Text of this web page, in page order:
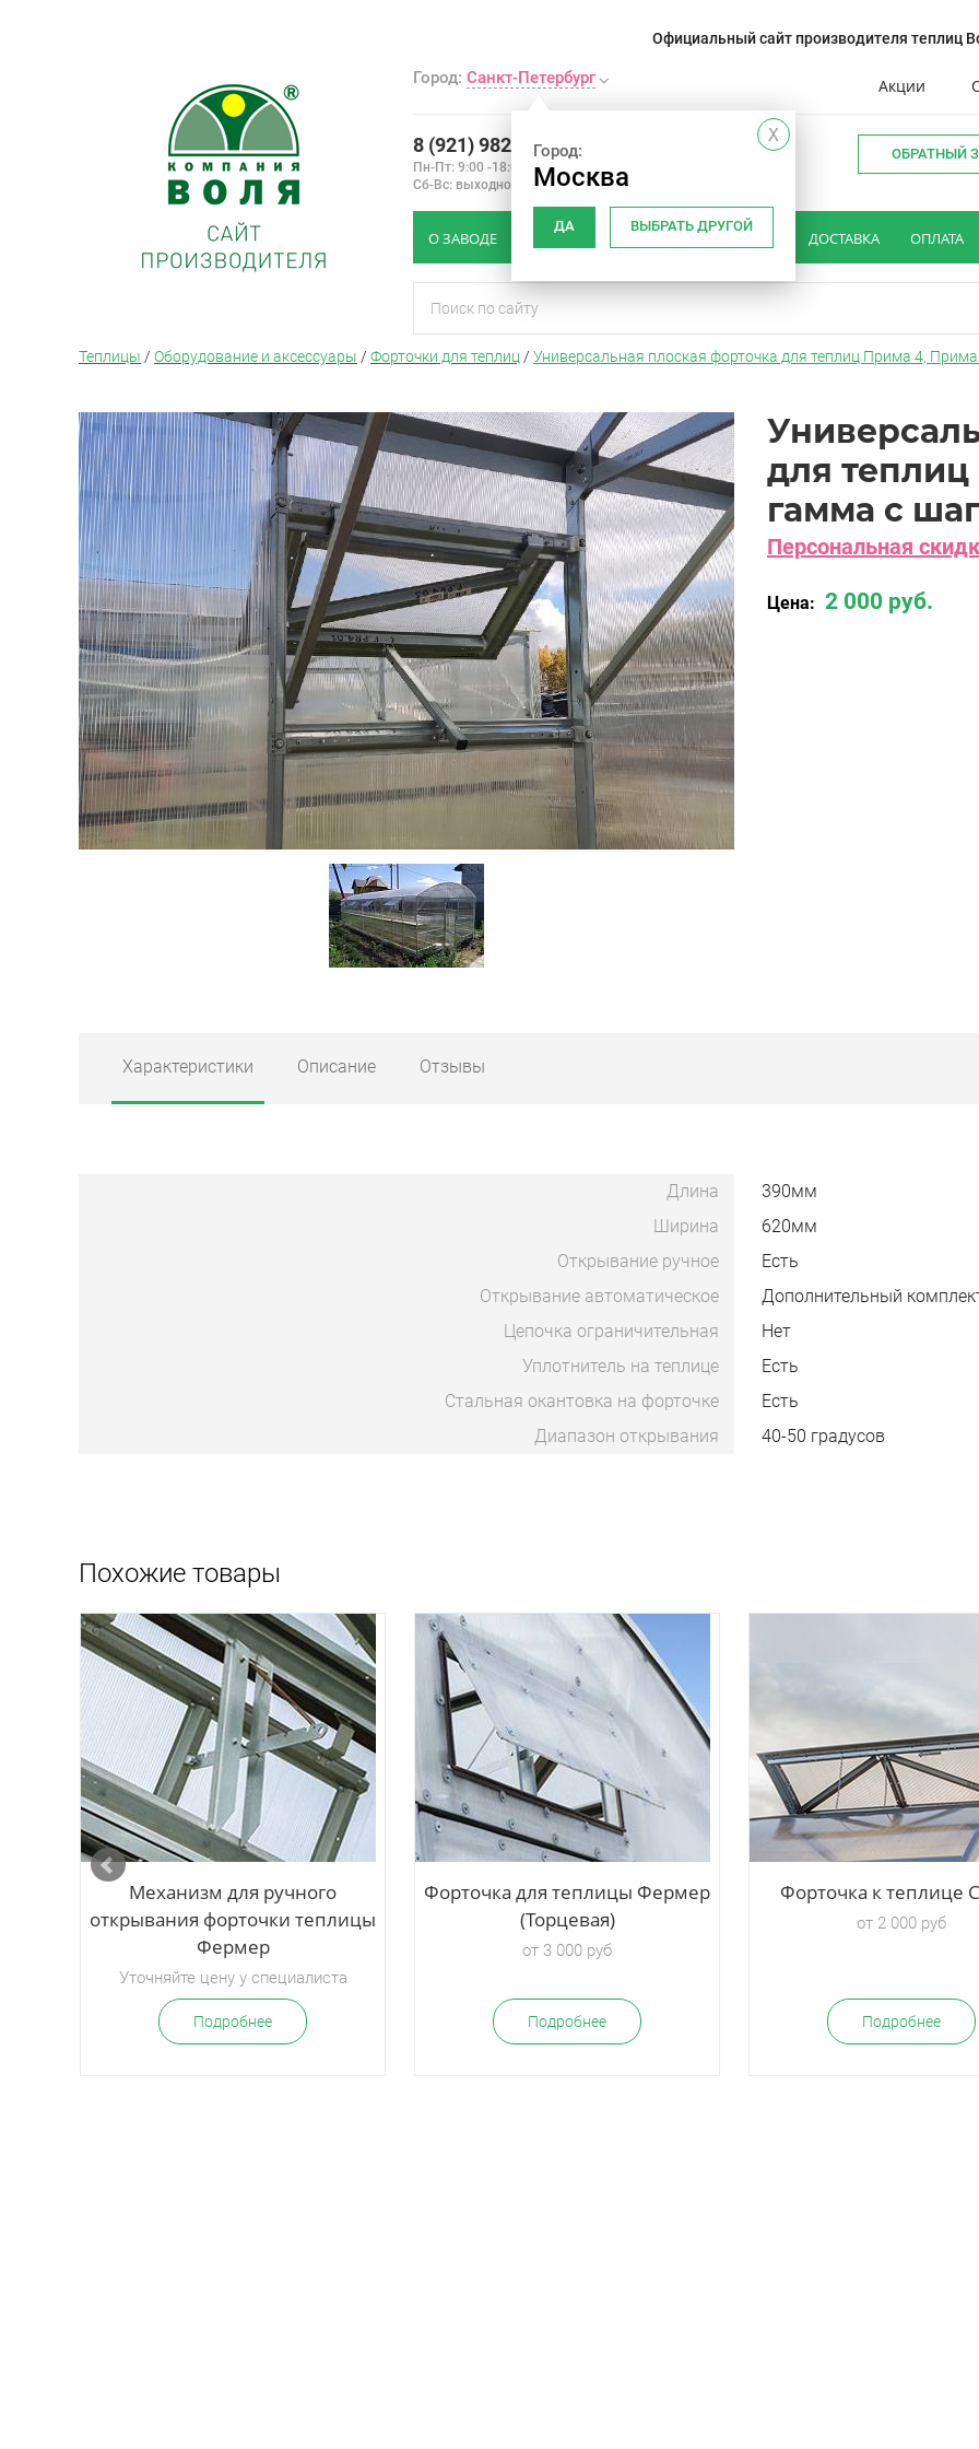
Официальный сайт производителя теплиц
Город: Санкт-Петербург
X
Город:
Москва
ДА ВЫБРАТЬ ДРУГОЙ
Акции
8 (921) 982 34 15
Пн-Пт: 9:00 -18:00
Сб-Вс: выходной
ОБРАТНЫЙ
О ЗАВОДЕ КАК ВЫБРАТЬ ТЕПЛИЦУ ДОСТАВКА ОПЛАТА
Теплицы / Оборудование и аксессуары / Форточки для теплиц / Универсальная плоская форточка для теплиц Прима 4,
для
гамма с
Персональная
Цена: 2 000 руб.
Характеристики Описание Отзывы
Длина
390мм
Ширина
620мм
Открывание ручное
Есть
Открывание автоматическое
Дополнительный
Цепочка ограничительная
Нет
Уплотнитель на теплице
Есть
Стальная окантовка на форточке
Есть
Диапазон открывания
40-50 градусов
Похожие товары
Механизм для ручного
открывания форточки теплицы
Фермер
Уточняйте цену у специалиста
Подробнее
Форточка для теплицы Фермер
(Торцевая)
от 3 000 руб
Подробнее
Форточка к теплице
от 2 000 руб
Подробнее